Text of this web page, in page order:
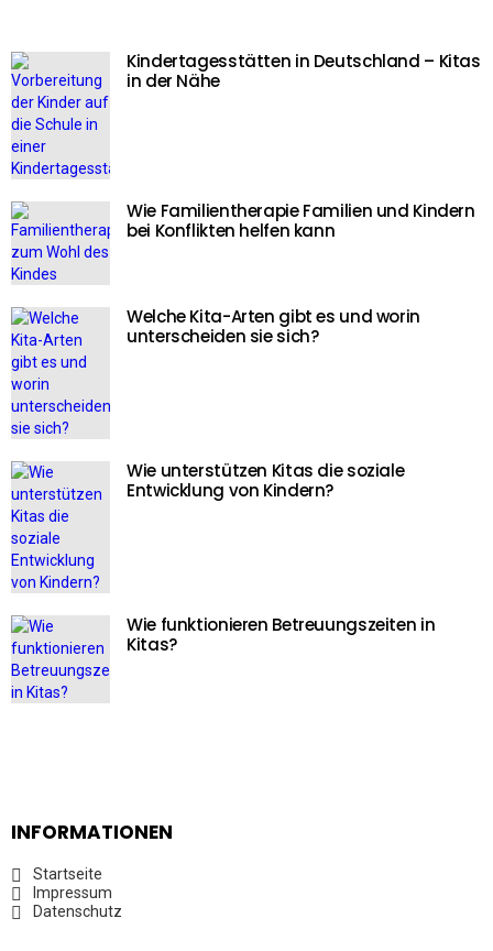
Kindertagesstätten in Deutschland – Kitas
in der Nähe
Wie Familientherapie Familien und Kindern
bei Konflikten helfen kann
Welche Kita-Arten gibt es und worin
unterscheiden sie sich?
Wie unterstützen Kitas die soziale
Entwicklung von Kindern?
Wie funktionieren Betreuungszeiten in
Kitas?
INFORMATIONEN
Startseite
Impressum
Datenschutz